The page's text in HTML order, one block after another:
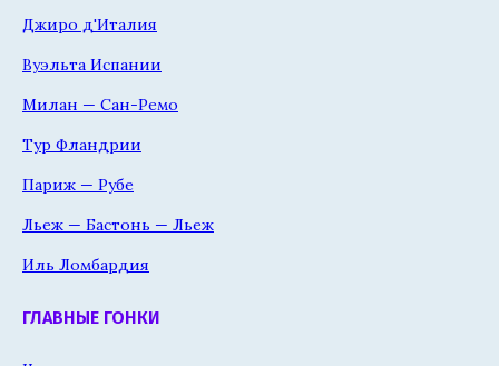
Джиро д'Италия
Вуэльта Испании
Милан — Сан-Ремо
Тур Фландрии
Париж — Рубе
Льеж — Бастонь — Льеж
Иль Ломбардия
ГЛАВНЫЕ ГОНКИ